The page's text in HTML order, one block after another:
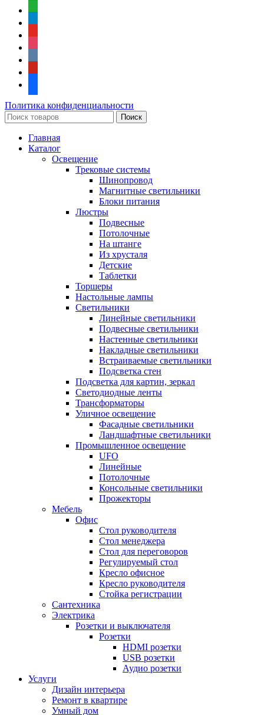
Политика конфиденциальности
Поиск
Главная
Каталог
Освещение
Трековые системы
Шинопровод
Магнитные светильники
Блоки питания
Люстры
Подвесные
Потолочные
На штанге
Из хрусталя
Детские
Таблетки
Торшеры
Настольные лампы
Светильники
Линейные светильники
Подвесные светильники
Настенные светильники
Накладные светильники
Встраиваемые светильники
Подсветка стен
Подсветка для картин, зеркал
Светодиодные ленты
Трансформаторы
Уличное освещение
Фасадные светильники
Ландшафтные светильники
Промышленное освещение
UFO
Линейные
Потолочные
Консольные светильники
Прожекторы
Мебель
Офис
Стол руководителя
Стол менеджера
Стол для переговоров
Регулируемый стол
Кресло офисное
Кресло руководителя
Стойка регистрации
Сантехника
Электрика
Розетки и выключателя
Розетки
HDMI розетки
USB розетки
Аудио розетки
Услуги
Дизайн интерьера
Ремонт в квартире
Умный дом